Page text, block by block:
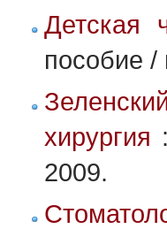
Детская
пособие
хирургия
2009.